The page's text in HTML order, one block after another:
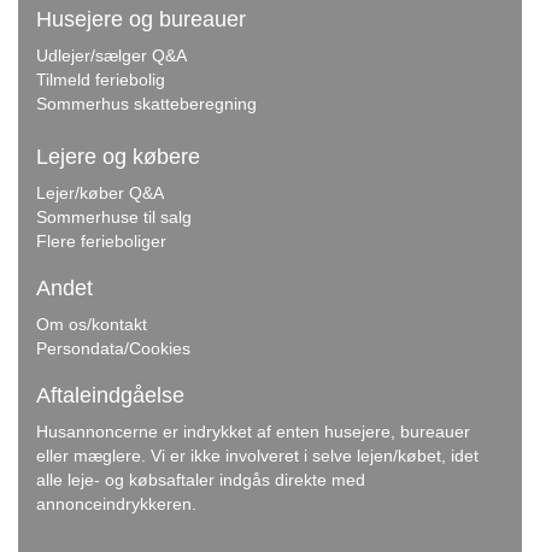
Udlejer/sælger Q&A
Tilmeld feriebolig
Sommerhus skatteberegning
Lejer/køber Q&A
Sommerhuse til salg
Flere ferieboliger
Persondata/Cookies
Husannoncerne er indrykket af enten husejere, bureauer
eller mæglere. Vi er ikke involveret i selve lejen/købet, idet
alle leje- og købsaftaler indgås direkte med
annonceindrykkeren.